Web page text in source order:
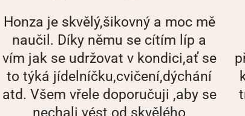
Honza je skvělý,šikovný a moc mě
naučil. Díky němu se cítím líp a
vím jak se udržovat v kondici,ať se
to týká jídelníčku,cvičení,dýchání
atd. Všem vřele doporučuji ,aby se
nechali vést od skvělého